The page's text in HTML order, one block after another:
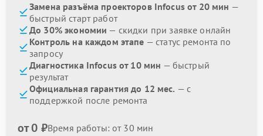
Замена разъёма проекторов Infocus от 20 мин —
быстрый старт работ
До 30% экономии — скидки при заявке онлайн
Контроль на каждом этапе — статус ремонта по
запросу
Диагностика Infocus от 10 мин — быстрый
результат
Официальная гарантия до 12 мес. — с
поддержкой после ремонта
от 0 ₽Время работы: от 30 мин